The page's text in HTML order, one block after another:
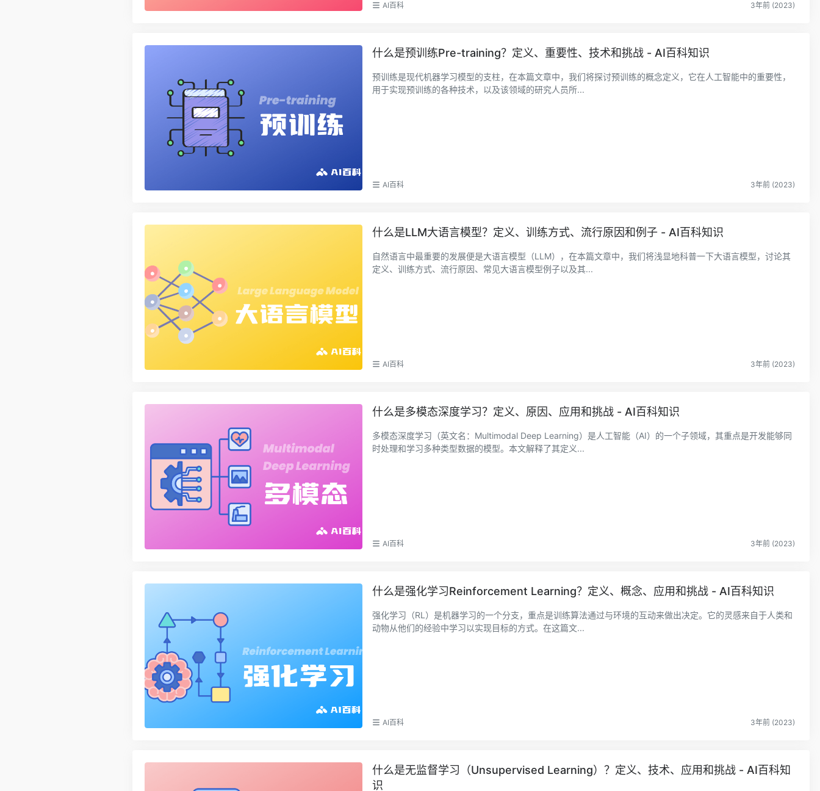
AI百科 3年前 (2023)
什么是预训练Pre-training？定义、重要性、技术和挑战 - AI百科知识
预训练是现代机器学习模型的支柱，在本篇文章中，我们将探讨预训练的概念定义，它在人工智能中的重要性，
用于实现预训练的各种技术，以及该领域的研究人员所...
AI百科 3年前 (2023)
什么是LLM大语言模型？定义、训练方式、流行原因和例子 - AI百科知识
自然语言中最重要的发展便是大语言模型（LLM），在本篇文章中，我们将浅显地科普一下大语言模型，讨论其
定义、训练方式、流行原因、常见大语言模型例子以及其...
AI百科 3年前 (2023)
什么是多模态深度学习？定义、原因、应用和挑战 - AI百科知识
多模态深度学习（英文名：Multimodal Deep Learning）是人工智能（AI）的一个子领域，其重点是开发能够同
时处理和学习多种类型数据的模型。本文解释了其定义...
AI百科 3年前 (2023)
什么是强化学习Reinforcement Learning？定义、概念、应用和挑战 - AI百科知识
强化学习（RL）是机器学习的一个分支，重点是训练算法通过与环境的互动来做出决定。它的灵感来自于人类和
动物从他们的经验中学习以实现目标的方式。在这篇文...
AI百科 3年前 (2023)
什么是无监督学习（Unsupervised Learning）？定义、技术、应用和挑战 - AI百科知
识